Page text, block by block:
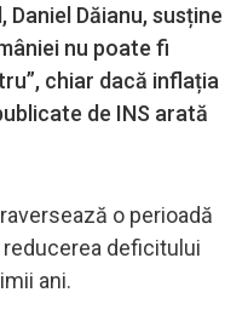
Dăianu, susține
nu poate fi
chiar dacă inflația
de INS arată
o perioadă
deficitului
ani.